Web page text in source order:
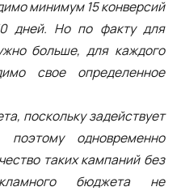
минимум 15 конверсий
дней. Но по факту для
больше, для каждого
свое определенное
поскольку задействует
одновременно
таких кампаний без
бюджета не